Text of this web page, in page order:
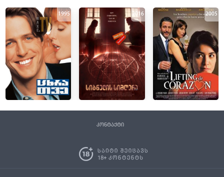
1995 2016 2005
კონტაქტი